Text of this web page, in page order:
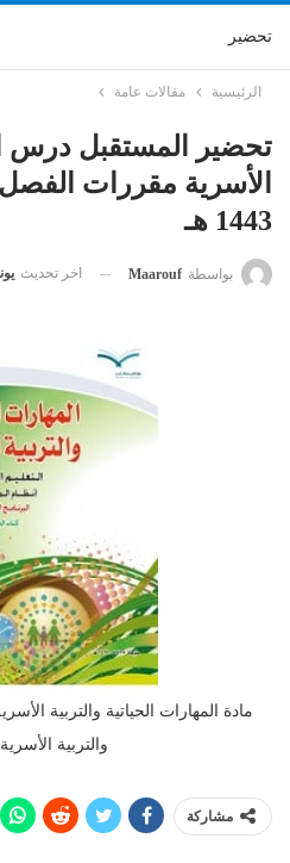
تحضير
الرئيسية مقالات عامة
تحضير المستقبل درس
الأسرية مقررات
1443 هـ
بواسطة Maarouf اخر تحديث يونيو
مادة المهارات الحياتية والتربية
والتربية
مشاركة